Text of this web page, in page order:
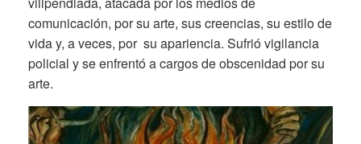
comunicación, por su arte, sus creencias, su estilo de
vida y, a veces, por su apariencia. Sufrió vigilancia
policial y se enfrentó a cargos de obscenidad por su
arte.